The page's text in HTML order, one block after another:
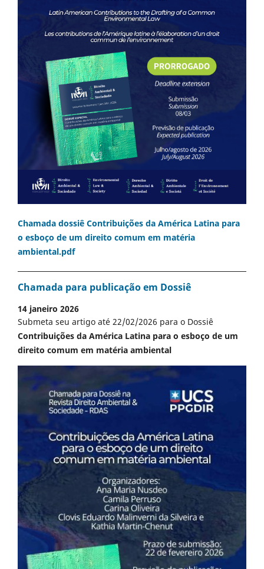
Chamada dossiê Contribuições da América Latina para
o esboço de um direito comum em matéria
ambiental.pdf
Chamada para publicação em Dossiê
14 janeiro 2026
Submeta seu artigo até 22/02/2026 para o Dossiê
Contribuições da América Latina para o esboço de um
direito comum em matéria ambiental